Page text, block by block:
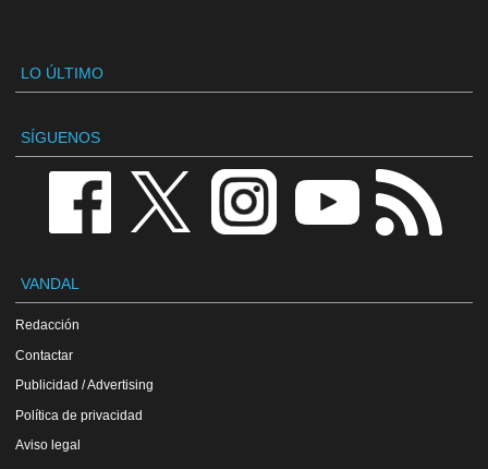
LO ÚLTIMO
SÍGUENOS
VANDAL
Redacción
Contactar
Publicidad / Advertising
Política de privacidad
Aviso legal